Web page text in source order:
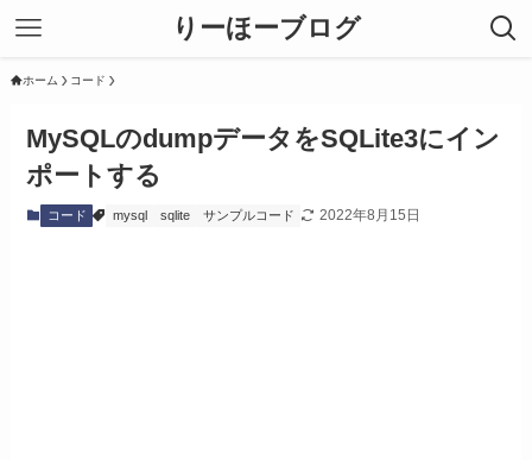
りーほーブログ
ホーム コード
MySQLのdumpデータをSQLite3にイン
ポートする
コード mysql sqlite サンプルコード 2022年8月15日